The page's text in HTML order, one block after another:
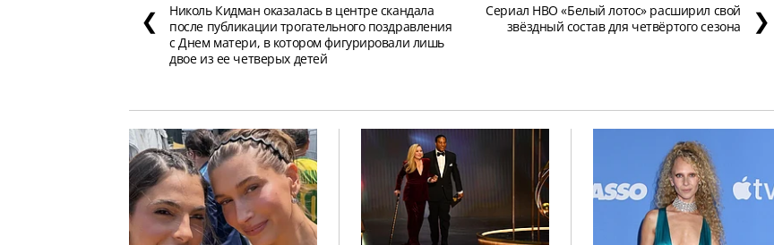
❮
Николь Кидман оказалась в центре скандала
после публикации трогательного поздравления
с Днем матери, в котором фигурировали лишь
двое из ее четверых детей
Сериал HBO «Белый лотос» расширил свой
звёздный состав для четвёртого сезона
❯